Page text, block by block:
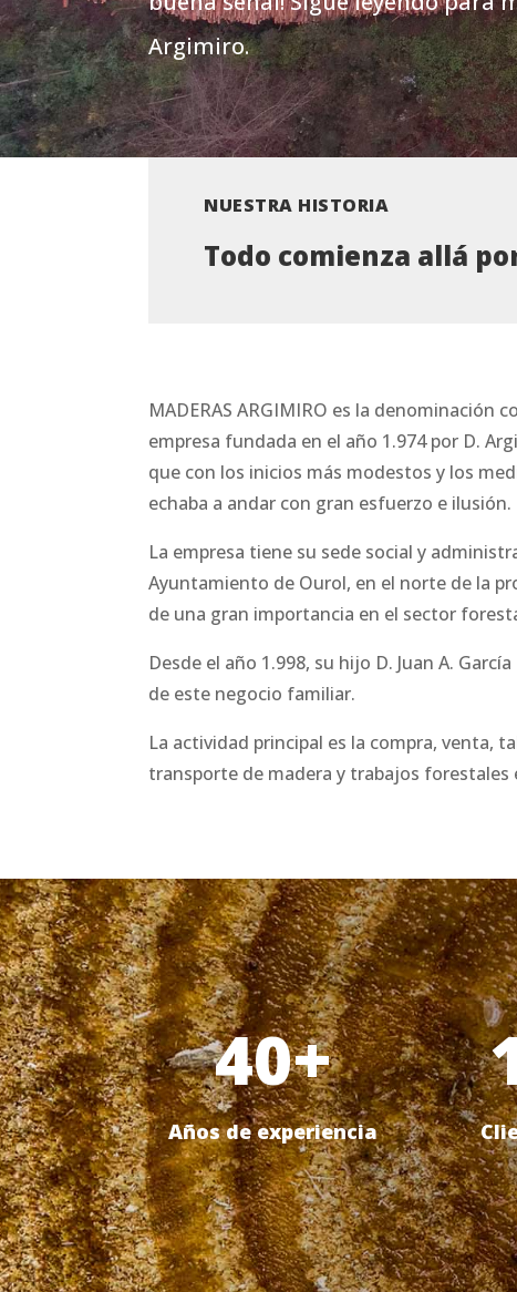
Argimiro.
NUESTRA HISTORIA
Todo comienza allá
MADERAS ARGIMIRO es la denominación
empresa fundada en el año 1.974 por D.
que con los inicios más modestos y los
echaba a andar con gran esfuerzo e ilusión.
La empresa tiene su sede social y
Ayuntamiento de Ourol, en el norte de la
de una gran importancia en el sector
Desde el año 1.998, su hijo D. Juan A.
de este negocio familiar.
La actividad principal es la compra, venta,
transporte de madera y trabajos forestales
40+
Años de experiencia